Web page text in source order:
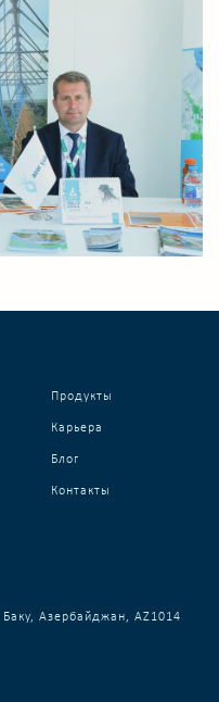
Продукты
Карьера
Блог
Контакты
Азербайджан, AZ1014